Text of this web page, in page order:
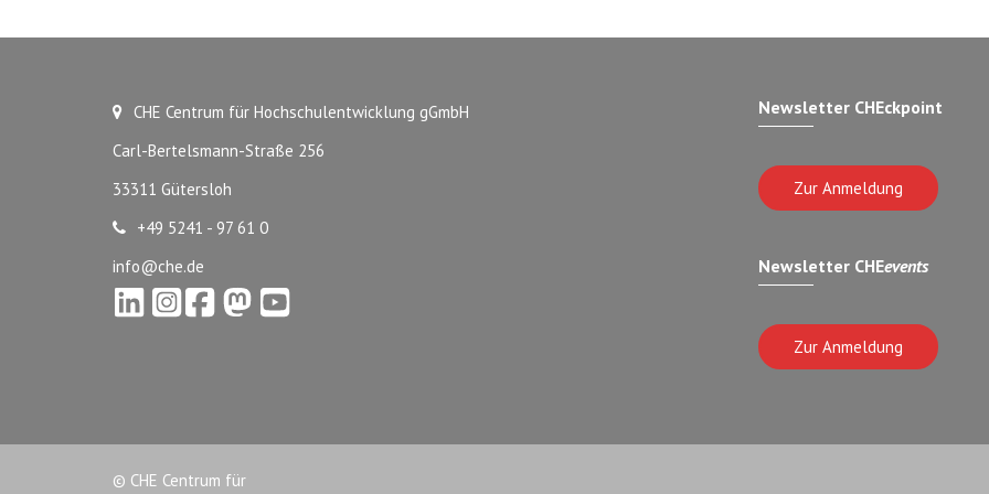
CHE Centrum für Hochschulentwicklung gGmbH
Carl-Bertelsmann-Straße 256
33311 Gütersloh
+49 5241 - 97 61 0
info@che.de
Newsletter CHEckpoint
Zur Anmeldung
Newsletter CHEevents
Zur Anmeldung
© CHE Centrum für